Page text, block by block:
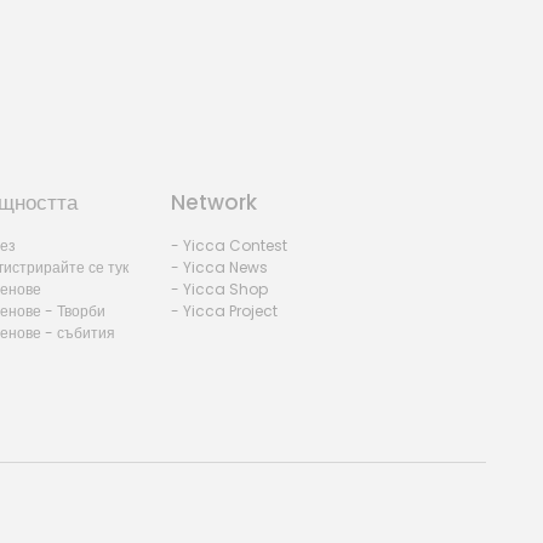
се тук
- Творби
- събития
Network
- Yicca Contest
- Yicca News
- Yicca Shop
- Yicca Project